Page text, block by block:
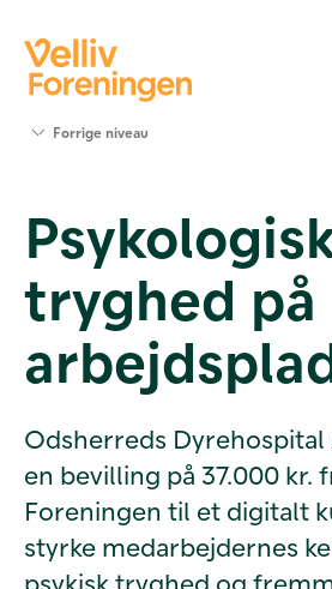
Værktøjer
og viden
Om Velliv
Foreningen
Kontakt
os
Forrige niveau
tryghed på
Odsherreds
en bevilling på 37.000 kr.
Foreningen til et digitalt
styrke medarbejdernes
psykisk tryghed og